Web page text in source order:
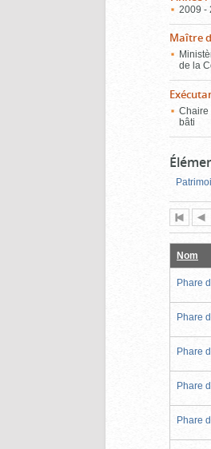
2009 -
Maître
de la
Chaire
bâti
page
Nom
Phare
Phare
Phare
Phare
Phare